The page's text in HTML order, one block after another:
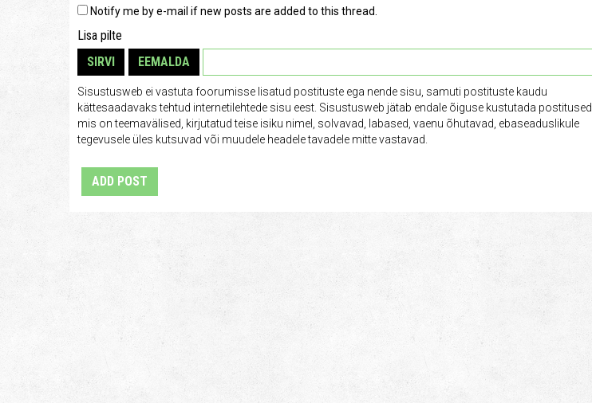
Notify me by e-mail if new posts are added to this thread.
Lisa pilte
SIRVI
EEMALDA
Sisustusweb ei vastuta foorumisse lisatud postituste ega nende sisu, samuti postituste kaudu
kättesaadavaks tehtud internetilehtede sisu eest. Sisustusweb jätab endale õiguse kustutada postitused,
mis on teemavälised, kirjutatud teise isiku nimel, solvavad, labased, vaenu õhutavad, ebaseaduslikule
tegevusele üles kutsuvad või muudele headele tavadele mitte vastavad.
ADD POST